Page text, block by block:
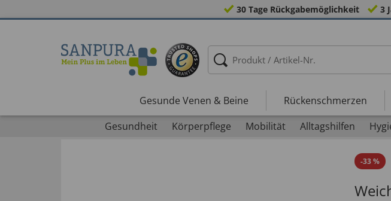
30 Tage Rückgabemöglichkeit 3
Gesunde Venen & Beine Rückenschmerzen
Gesundheit
Körperpflege Mobilität Alltagshilfen
-33%